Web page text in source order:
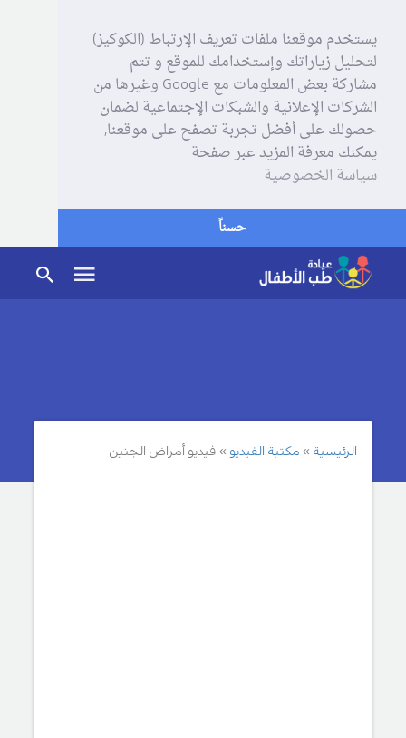
يستخدم موقعنا ملفات تعريف الإرتباط (الكوكيز)
لتحليل زياراتك وإستخدامك للموقع و تتم
مشاركة بعض المعلومات مع Google وغيرها من
الشركات الإعلانية والشبكات الإجتماعية لضمان
حصولك على أفضل تجربة تصفح على موقعنا,
يمكنك معرفة المزيد عبر صفحة
سياسة الخصوصية
حسناً
الرئيسية مكتبة الفيديو فيديو أمراض الجنين